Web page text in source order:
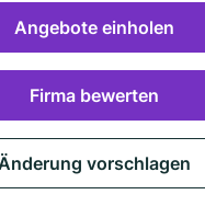
Angebote einholen
Firma bewerten
vorschlagen